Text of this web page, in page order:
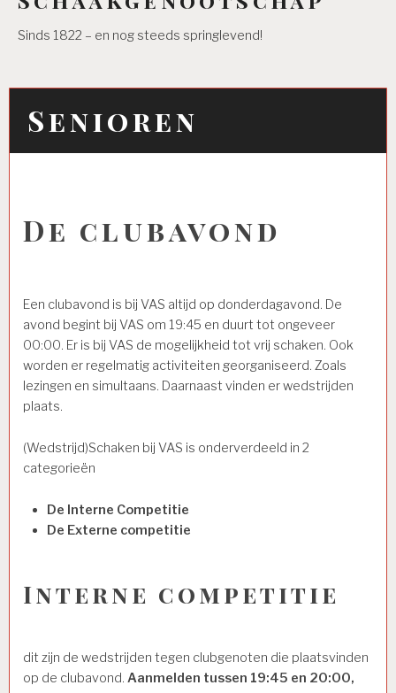
Sinds 1822 – en nog steeds springlevend!
Senioren
De clubavond
Een clubavond is bij VAS altijd op donderdagavond. De
avond begint bij VAS om 19:45 en duurt tot ongeveer
00:00. Er is bij VAS de mogelijkheid tot vrij schaken. Ook
worden er regelmatig activiteiten georganiseerd. Zoals
lezingen en simultaans. Daarnaast vinden er wedstrijden
plaats.
(Wedstrijd)Schaken bij VAS is onderverdeeld in 2
categorieën
De Interne Competitie
De Externe competitie
Interne competitie
dit zijn de wedstrijden tegen clubgenoten die plaatsvinden
op de clubavond. Aanmelden tussen 19:45 en 20:00,